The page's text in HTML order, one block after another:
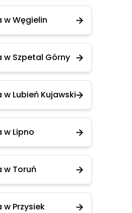
w Węgielin
w Szpetal Górny
Lubień Kujawski
w Lipno
w Toruń
Przysiek